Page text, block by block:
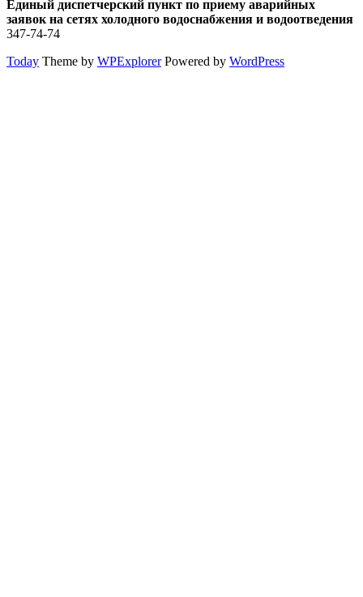
Единый диспетчерский пункт по приему аварийных
заявок на сетях холодного водоснабжения и водоотведения
347-74-74
Today Theme by WPExplorerPowered by WordPress